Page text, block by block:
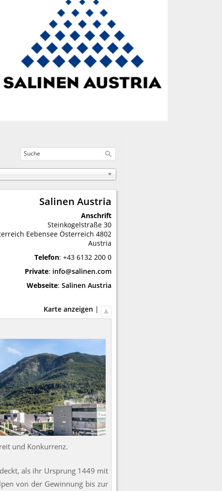
Salinen Austria
Anschrift
Steinkogelstraße 30
Eebensee Österreich 4802
Austria
Telefon: +43 6132 200 0
Private: info@salinen.com
Webseite: Salinen Austria
Karte anzeigen |
und Konkurrenz.
als ihr Ursprung 1449 mit
von der Gewinnung bis zur